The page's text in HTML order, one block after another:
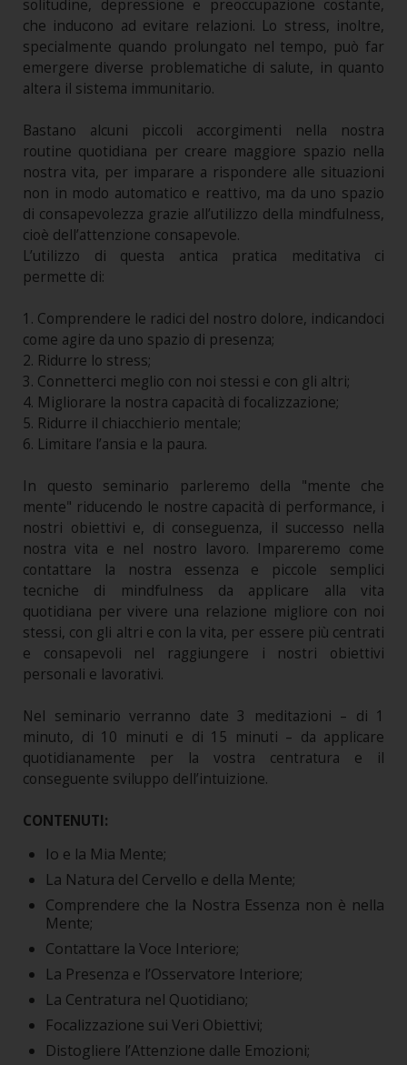
solitudine, depressione e preoccupazione costante,
che inducono ad evitare relazioni. Lo stress, inoltre,
specialmente quando prolungato nel tempo, può far
emergere diverse problematiche di salute, in quanto
altera il sistema immunitario.
Bastano alcuni piccoli accorgimenti nella nostra
routine quotidiana per creare maggiore spazio nella
nostra vita, per imparare a rispondere alle situazioni
non in modo automatico e reattivo, ma da uno spazio
di consapevolezza grazie all’utilizzo della mindfulness,
cioè dell’attenzione consapevole.
L’utilizzo di questa antica pratica meditativa ci
permette di:
1. Comprendere le radici del nostro dolore, indicandoci
come agire da uno spazio di presenza;
2. Ridurre lo stress;
3. Connetterci meglio con noi stessi e con gli altri;
4. Migliorare la nostra capacità di focalizzazione;
5. Ridurre il chiacchierio mentale;
6. Limitare l’ansia e la paura.
In questo seminario parleremo della "mente che
mente" riducendo le nostre capacità di performance, i
nostri obiettivi e, di conseguenza, il successo nella
nostra vita e nel nostro lavoro. Impareremo come
contattare la nostra essenza e piccole semplici
tecniche di mindfulness da applicare alla vita
quotidiana per vivere una relazione migliore con noi
stessi, con gli altri e con la vita, per essere più centrati
e consapevoli nel raggiungere i nostri obiettivi
personali e lavorativi.
Nel seminario verranno date 3 meditazioni – di 1
minuto, di 10 minuti e di 15 minuti – da applicare
quotidianamente per la vostra centratura e il
conseguente sviluppo dell’intuizione.
CONTENUTI:
Io e la Mia Mente;
La Natura del Cervello e della Mente;
Comprendere che la Nostra Essenza non è nella
Mente;
Contattare la Voce Interiore;
La Presenza e l’Osservatore Interiore;
La Centratura nel Quotidiano;
Focalizzazione sui Veri Obiettivi;
Distogliere l’Attenzione dalle Emozioni;